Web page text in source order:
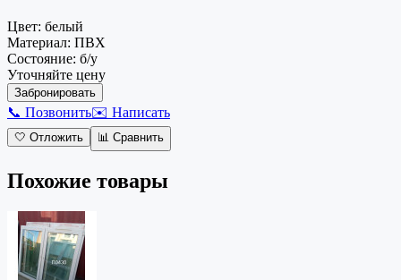
Цвет: белый
Материал: ПВХ
Состояние: б/у
Уточняйте цену
Забронировать
📞 Позвонить✉️ Написать
🤍 Отложить 📊 Сравнить
Похожие товары